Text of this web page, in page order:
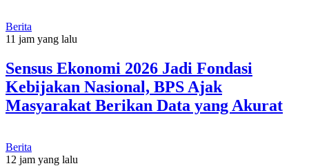
Berita
11 jam yang lalu
Sensus Ekonomi 2026 Jadi Fondasi
Kebijakan Nasional, BPS Ajak
Masyarakat Berikan Data yang Akurat
Berita
12 jam yang lalu